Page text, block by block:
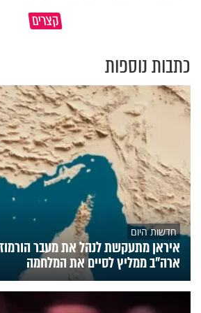
קצרים
עם ישראל נמשל ל….פופקורן?!
כתבות נוספות
חדשות היום
איראן מתעקשת לנהל את מעבר
ארה"ב ממליץ לסיים את המלחמה